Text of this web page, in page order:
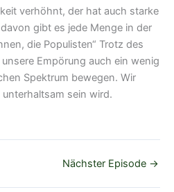
verhöhnt, der hat auch starke
gibt es jede Menge in der
die Populisten“ Trotz des
Empörung auch ein wenig
Spektrum bewegen. Wir
sein wird.
Nächster Episode →